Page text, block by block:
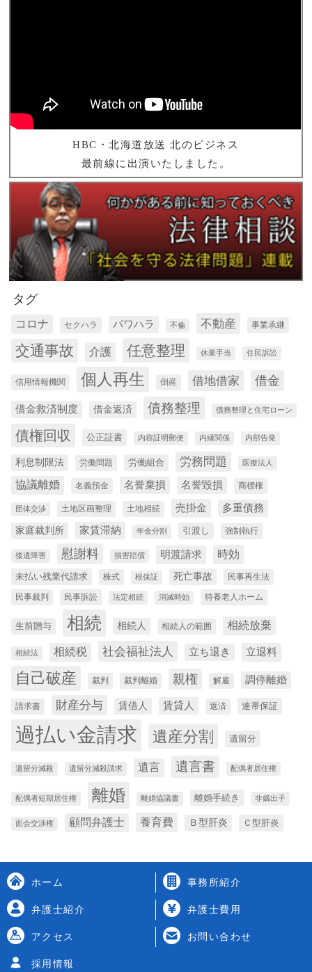
HBC・北海道放送 北のビジネス
最前線に出演いたしました。
タグ
コロナ セクハラ パワハラ 不倫 不動産 事業承継
交通事故 介護 任意整理 休業手当 住民訴訟
信用情報機関 個人再生 倒産 借地借家 借金
借金救済制度 借金返済 債務整理 債務整理と住宅ローン
債権回収 公正証書 内容証明郵便 内縁関係 内部告発
利息制限法 労働問題 労働組合 労務問題 医療法人
協議離婚 名義預金 名誉棄損 名誉毀損 商標権
団体交渉 土地区画整理 土地相続 売掛金 多重債務
家庭裁判所 家賃滞納 年金分割 引渡し 強制執行
後遺障害 慰謝料 損害賠償 明渡請求 時効
未払い残業代請求 株式 根保証 死亡事故 民事再生法
民事裁判 民事訴訟 法定相続 消滅時効 特養老人ホーム
生前贈与 相続 相続人 相続人の範囲 相続放棄
相続法 相続税 社会福祉法人 立ち退き 立退料
自己破産 裁判 裁判離婚 親権 解雇 調停離婚
請求書 財産分与 賃借人 賃貸人 返済 連帯保証
過払い金請求 遺産分割 遺留分
遺留分減殺 遺留分減殺請求 遺言 遺言書 配偶者居住権
配偶者短期居住権 離婚 離婚協議書 離婚手続き 非嫡出子
面会交渉権 顧問弁護士 養育費 Ｂ型肝炎 Ｃ型肝炎
ホーム 事務所紹介
弁護士紹介 弁護士費用
アクセス お問い合わせ
採用情報